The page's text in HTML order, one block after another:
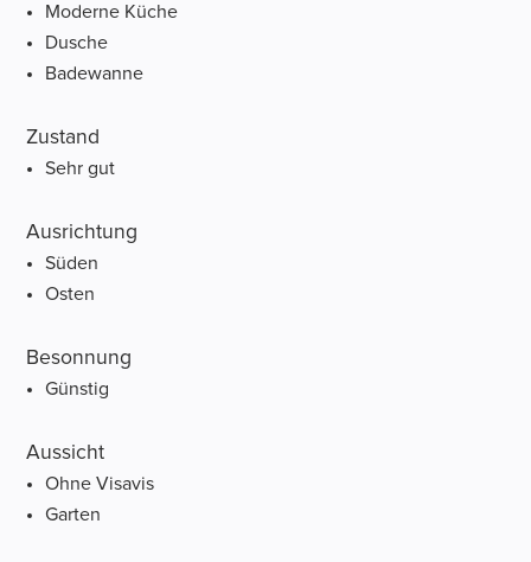
Moderne Küche
Dusche
Badewanne
Zustand
Sehr gut
Ausrichtung
Süden
Osten
Besonnung
Günstig
Aussicht
Ohne Visavis
Garten